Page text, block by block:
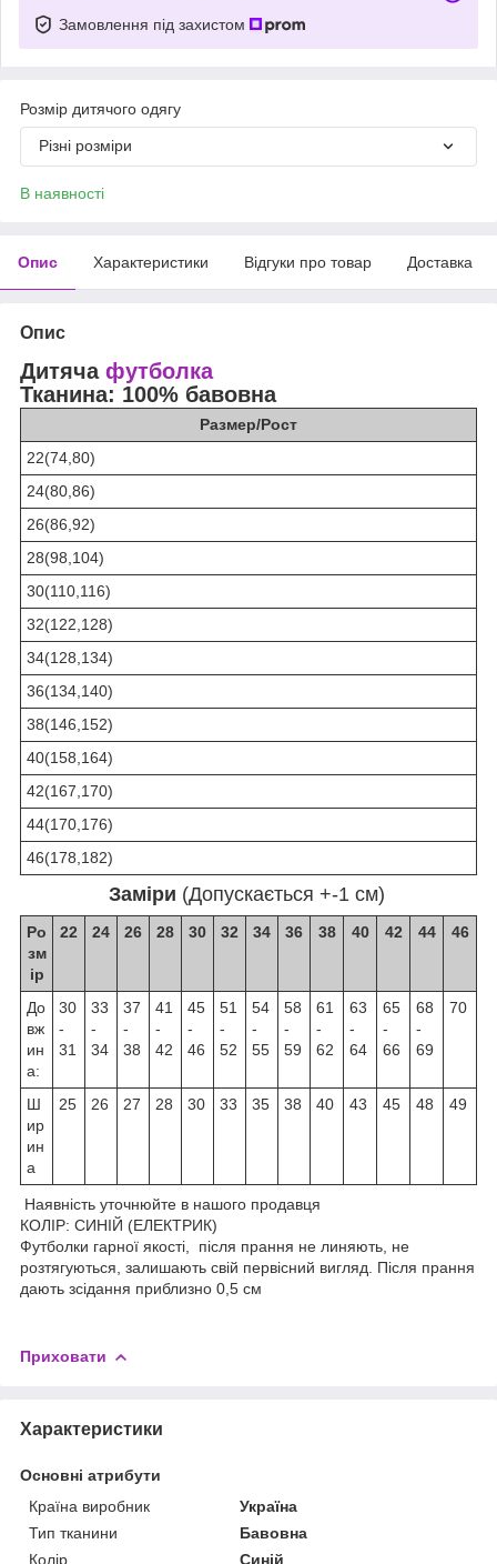
Замовлення під захистом
Розмір дитячого одягу
Різні розміри
В наявності
Опис Характеристики Відгуки про товар Доставка
Опис
Дитяча футболка
Тканина: 100% бавовна
Размер/Рост
22(74,80)
24(80,86)
26(86,92)
28(98,104)
30(110,116)
32(122,128)
34(128,134)
36(134,140)
38(146,152)
40(158,164)
42(167,170)
44(170,176)
46(178,182)
Заміри (Допускається +-1 см)
Ро
зм
ір
22 24 26 28 30 32 34 36 38 40 42 44 46
До
вж
ин
а:
30
-
31
33
-
34
37
-
38
41
-
42
45
-
46
51
-
52
54
-
55
58
-
59
61
-
62
63
-
64
65
-
66
68
-
69
70
Ш
ир
ин
а
25 26 27 28 30 33 35 38 40 43 45 48 49
Наявність уточнюйте в нашого продавця
КОЛІР: СИНІЙ (ЕЛЕКТРИК)
Футболки гарної якості, після прання не линяють, не
розтягуються, залишають свій первісний вигляд. Після прання
дають зсідання приблизно 0,5 см
Приховати
Характеристики
Основні атрибути
Країна виробник
Україна
Тип тканини
Бавовна
Колір
Синій